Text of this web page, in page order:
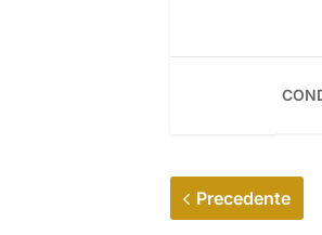
Precedente